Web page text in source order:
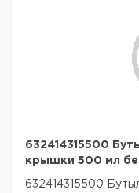
632414315500
крышки 500 мл
632414315500